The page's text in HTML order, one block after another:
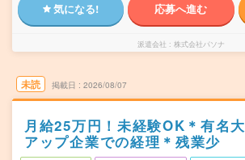
気になる! 応募へ進む
派遣会社 株式会社パソナ
未読 掲載日 2026/08/07
月給25万円！未経験OK＊有名
アップ企業での経理＊残業少